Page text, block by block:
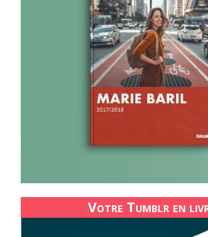
Votre Tumblr en